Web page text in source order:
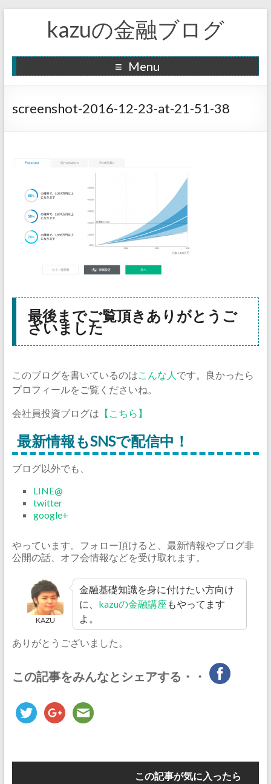
kazuの金融ブログ
Menu
screenshot-2016-12-23-at-21-51-38
最後までご覧頂きありがとうご
ざいました
このブログを書いているのはこんな人 です。良かったら
プロフィールをご覧くださいね。
会社員投資ブログは 【こちら】
最新情報もSNSで配信中！
ブログ以外でも、
LINE@
twitter
google+
やっています。フォロー頂けると、最新情報やブログ非
公開の話、オフ会情報などを受け取れます。
KAZU
金融基礎知識を身に付けたい方向け
に、 kazuの金融講座 もやってます
よ。
ありがとうございました。
この記事をみんなとシェアする・・
この記事が気に入ったら